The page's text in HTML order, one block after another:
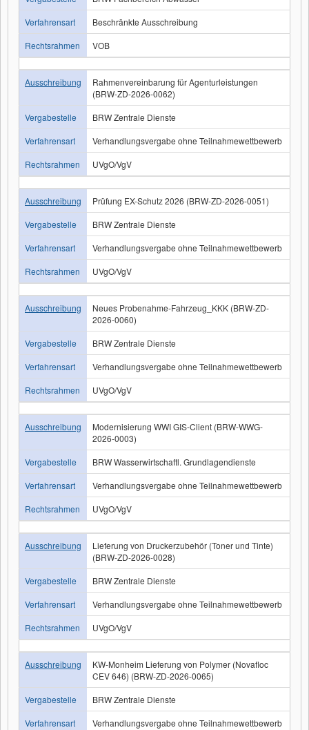
Verfahrensart
Beschränkte Ausschreibung
Rechtsrahmen
VOB
Ausschreibung
Rahmenvereinbarung für Agenturleistungen
(BRW-ZD-2026-0062)
Vergabestelle
BRW Zentrale Dienste
Verfahrensart
Verhandlungsvergabe ohne Teilnahmewettbewerb
Rechtsrahmen
UVgO/VgV
Ausschreibung
Prüfung EX-Schutz 2026 (BRW-ZD-2026-0051)
Vergabestelle
BRW Zentrale Dienste
Verfahrensart
Verhandlungsvergabe ohne Teilnahmewettbewerb
Rechtsrahmen
UVgO/VgV
Ausschreibung
Neues Probenahme-Fahrzeug_KKK (BRW-ZD-
2026-0060)
Vergabestelle
BRW Zentrale Dienste
Verfahrensart
Verhandlungsvergabe ohne Teilnahmewettbewerb
Rechtsrahmen
UVgO/VgV
Ausschreibung
Modernisierung WWI GIS-Client (BRW-WWG-
2026-0003)
Vergabestelle
BRW Wasserwirtschaftl. Grundlagendienste
Verfahrensart
Verhandlungsvergabe ohne Teilnahmewettbewerb
Rechtsrahmen
UVgO/VgV
Ausschreibung
Lieferung von Druckerzubehör (Toner und Tinte)
(BRW-ZD-2026-0028)
Vergabestelle
BRW Zentrale Dienste
Verfahrensart
Verhandlungsvergabe ohne Teilnahmewettbewerb
Rechtsrahmen
UVgO/VgV
Ausschreibung
KW-Monheim Lieferung von Polymer (Novafloc
CEV 646) (BRW-ZD-2026-0065)
Vergabestelle
BRW Zentrale Dienste
Verfahrensart
Verhandlungsvergabe ohne Teilnahmewettbewerb